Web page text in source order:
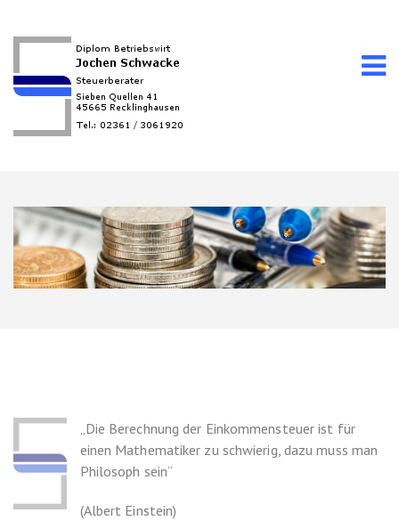
„Die Berechnung der Einkommensteuer ist für
einen Mathematiker zu schwierig, dazu muss man
Philosoph sein“
(Albert Einstein)